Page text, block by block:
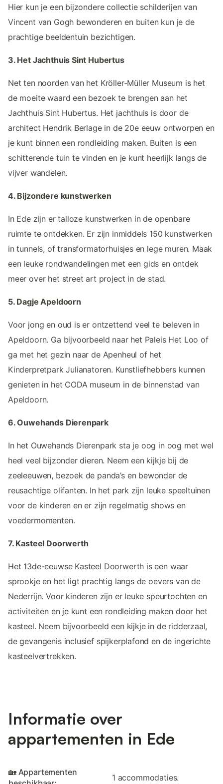
Hier kun je een bijzondere collectie schilderijen van
Vincent van Gogh bewonderen en buiten kun je de
prachtige beeldentuin bezichtigen.
3. Het Jachthuis Sint Hubertus
Net ten noorden van het Kröller-Müller Museum is het
de moeite waard een bezoek te brengen aan het
Jachthuis Sint Hubertus. Het jachthuis is door de
architect Hendrik Berlage in de 20e eeuw ontworpen en
je kunt binnen een rondleiding maken. Buiten is een
schitterende tuin te vinden en je kunt heerlijk langs de
vijver wandelen.
4. Bijzondere kunstwerken
In Ede zijn er talloze kunstwerken in de openbare
ruimte te ontdekken. Er zijn inmiddels 150 kunstwerken
in tunnels, of transformatorhuisjes en lege muren. Maak
een leuke rondwandelingen met een gids en ontdek
meer over het street art project in de stad.
5. Dagje Apeldoorn
Voor jong en oud is er ontzettend veel te beleven in
Apeldoorn. Ga bijvoorbeeld naar het Paleis Het Loo of
ga met het gezin naar de Apenheul of het
Kinderpretpark Julianatoren. Kunstliefhebbers kunnen
genieten in het CODA museum in de binnenstad van
Apeldoorn.
6. Ouwehands Dierenpark
In het Ouwehands Dierenpark sta je oog in oog met wel
heel veel bijzonder dieren. Neem een kijkje bij de
zeeleeuwen, bezoek de panda’s en bewonder de
reusachtige olifanten. In het park zijn leuke speeltuinen
voor de kinderen en er zijn regelmatig shows en
voedermomenten.
7. Kasteel Doorwerth
Het 13de-eeuwse Kasteel Doorwerth is een waar
sprookje en het ligt prachtig langs de oevers van de
Nederrijn. Voor kinderen zijn er leuke speurtochten en
activiteiten en je kunt een rondleiding maken door het
kasteel. Neem bijvoorbeeld een kijkje in de ridderzaal,
de gevangenis inclusief spijkerplafond en de ingerichte
kasteelvertrekken.
Informatie over
appartementen in Ede
🏡 Appartementen
1 accommodaties.